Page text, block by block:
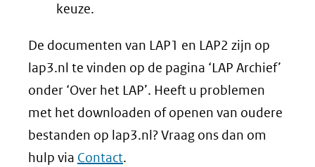
keuze.
De documenten van LAP1 en LAP2 zijn op
lap3.nl te vinden op de pagina ‘LAP Archief’
onder ‘Over het LAP’. Heeft u problemen
met het downloaden of openen van oudere
bestanden op lap3.nl? Vraag ons dan om
hulp via Contact.